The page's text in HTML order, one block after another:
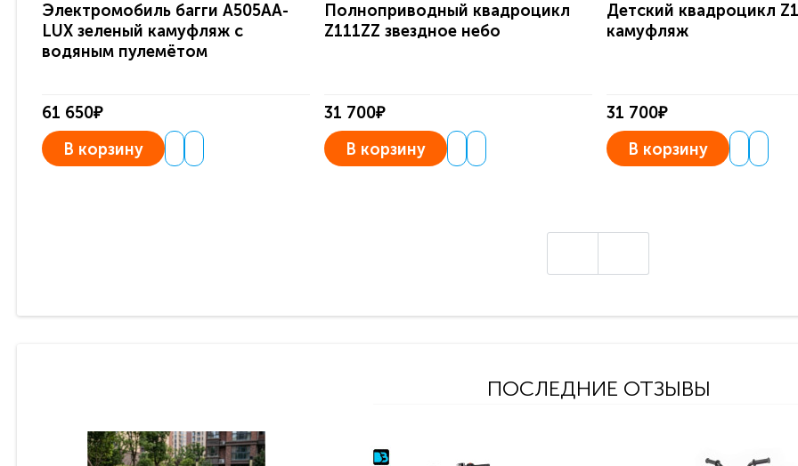
Электромобиль багги A505AA-
LUX зеленый камуфляж с
водяным пулемётом
61 650₽
В корзину
Полноприводный квадроцикл
Z111ZZ звездное небо
31 700₽
В корзину
Детский квадроцикл
камуфляж
31 700₽
В корзину
ПОСЛЕДНИЕ ОТЗЫВЫ